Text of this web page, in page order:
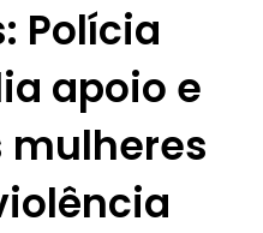
Polícia
apoio e
mulheres